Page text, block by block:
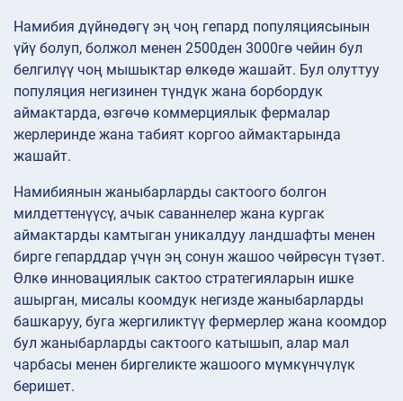
Намибия дүйнөдөгү эң чоң гепард популяциясынын
үйү болуп, болжол менен 2500ден 3000гө чейин бул
белгилүү чоң мышыктар өлкөдө жашайт. Бул олуттуу
популяция негизинен түндүк жана борбордук
аймактарда, өзгөчө коммерциялык фермалар
жерлеринде жана табият коргоо аймактарында
жашайт.
Намибиянын жаныбарларды сактоого болгон
милдеттенүүсү, ачык саваннелер жана кургак
аймактарды камтыган уникалдуу ландшафты менен
бирге гепарддар үчүн эң сонун жашоо чөйрөсүн түзөт.
Өлкө инновациялык сактоо стратегияларын ишке
ашырган, мисалы коомдук негизде жаныбарларды
башкаруу, буга жергиликтүү фермерлер жана коомдор
бул жаныбарларды сактоого катышып, алар мал
чарбасы менен биргеликте жашоого мүмкүнчүлүк
беришет.